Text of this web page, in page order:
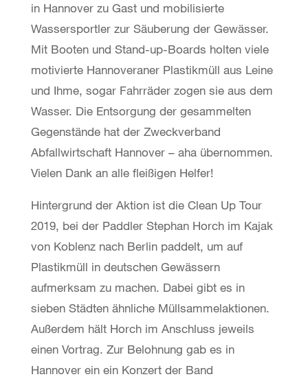
in Hannover zu Gast und mobilisierte
Wassersportler zur Säuberung der Gewässer.
Mit Booten und Stand-up-Boards holten viele
motivierte Hannoveraner Plastikmüll aus Leine
und Ihme, sogar Fahrräder zogen sie aus dem
Wasser. Die Entsorgung der gesammelten
Gegenstände hat der Zweckverband
Abfallwirtschaft Hannover – aha übernommen.
Vielen Dank an alle fleißigen Helfer!
Hintergrund der Aktion ist die Clean Up Tour
2019, bei der Paddler Stephan Horch im Kajak
von Koblenz nach Berlin paddelt, um auf
Plastikmüll in deutschen Gewässern
aufmerksam zu machen. Dabei gibt es in
sieben Städten ähnliche Müllsammelaktionen.
Außerdem hält Horch im Anschluss jeweils
einen Vortrag. Zur Belohnung gab es in
Hannover ein ein Konzert der Band